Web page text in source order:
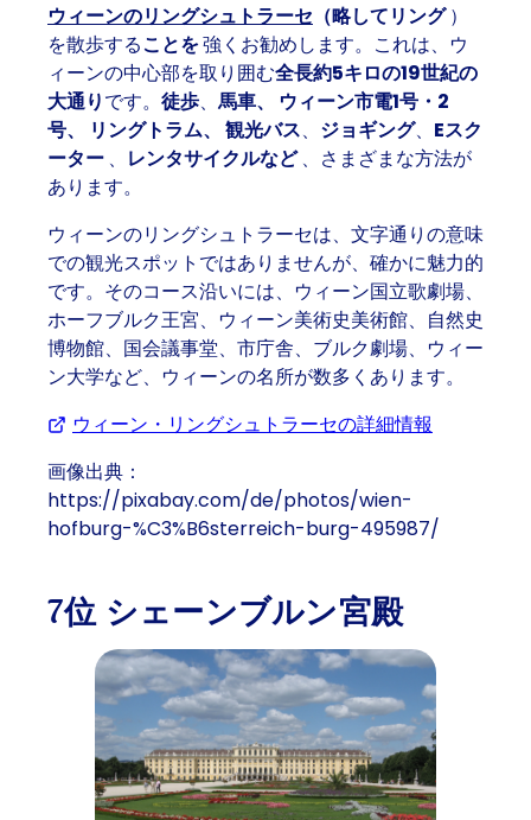
ウィーンのリングシュトラーセ （略してリング）
を散歩することを強くお勧めします。これは、ウ
ィーンの中心部を取り囲む全長約5キロの19世紀の
大通りです。 徒歩、 馬車、 ウィーン市電1号・2
号、
リングトラム、 観光バス、 ジョギング、 Eスク
ーター 、 レンタサイクルなど、さまざまな方法が
あります。
ウィーンのリングシュトラーセは、文字通りの意味
での観光スポットではありませんが、確かに魅力的
です。そのコース沿いには、ウィーン国立歌劇場、
ホーフブルク王宮、ウィーン美術史美術館、自然史
博物館、国会議事堂、市庁舎、ブルク劇場、ウィー
ン大学など、ウィーンの名所が数多くあります。
ウィーン・リングシュトラーセの詳細情報
画像出典：
https://pixabay.com/de/photos/wien-
hofburg-%C3%B6sterreich-burg-495987/
7位 シェーンブルン宮殿